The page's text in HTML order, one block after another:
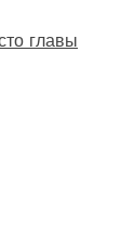
главы